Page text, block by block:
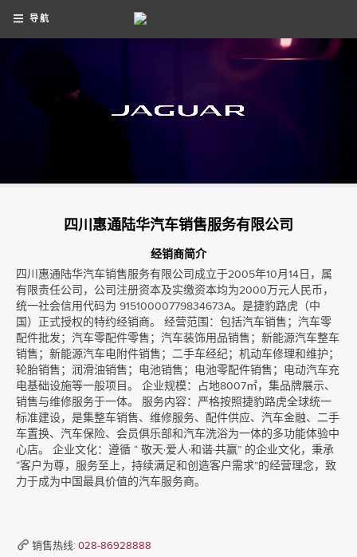
导航
四川惠通陆华汽车销售服务有限公司
经销商简介
四川惠通陆华汽车销售服务有限公司成立于2005年10月14日，属
有限责任公司，公司注册资本及实缴资本均为2000万元人民币，
统一社会信用代码为 91510000779834673A。是捷豹路虎（中
国）正式授权的特约经销商。 经营范围：包括汽车销售；汽车零
配件批发；汽车零配件零售；汽车装饰用品销售；新能源汽车整车
销售；新能源汽车电附件销售；二手车经纪；机动车修理和维护；
轮胎销售；润滑油销售；电池销售；电池零配件销售；电动汽车充
电基础设施等一般项目。 企业规模：占地8007㎡，集品牌展示、
销售与维修服务于一体。 服务内容：严格按照捷豹路虎全球统一
标准建设，是集整车销售、维修服务、配件供应、汽车金融、二手
车置换、汽车保险、会员俱乐部和汽车洗浴为一体的多功能体验中
心店。 企业文化：遵循 “ 敬天·爱人·和谐·共赢” 的企业文化，秉承
“客户为尊，服务至上，持续满足和创造客户需求”的经营理念，致
力于成为中国最具价值的汽车服务商。
销售热线: 028-86928888